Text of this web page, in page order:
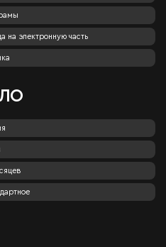
на электронную часть